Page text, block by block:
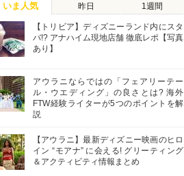
いま人気 昨日 1週間
【トリビア】ディズニーランド内にスタ
バ!? アナハイム現地店舗 徹底レポ【写真
あり】
アウラニならではの「フェアリーテー
ル・ウエディング」の良さとは? 海外
FTW経験ライターが5つのポイントを解
説
【アウラニ】最新ディズニー映画のヒロ
イン “モアナ” に会える! グリーティング
＆アクティビティ情報まとめ